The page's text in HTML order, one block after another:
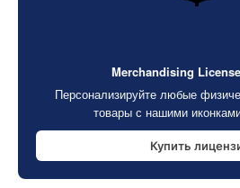
Merchandising License
Персонализируйте любые
товары с нашими
Купить